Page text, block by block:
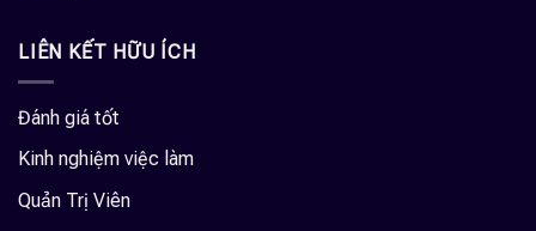
LIÊN KẾT HỮU ÍCH
Đánh giá tốt
Kinh nghiệm việc làm
Quản Trị Viên